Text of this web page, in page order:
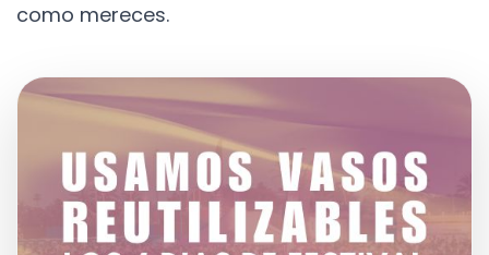
como mereces.